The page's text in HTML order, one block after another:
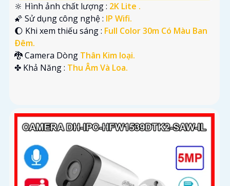
🔆 Hình ảnh chất lượng : 2K Lite .
🌠 Sử dụng công nghệ : IP Wifi.
🌔 Khi xem thiếu sáng : Full Color 30m Có Màu Ban
Ðêm.
🐉️ Camera Dòng Thân Kim loại.
️✤ Khả Năng : Thu Âm Và Loa.